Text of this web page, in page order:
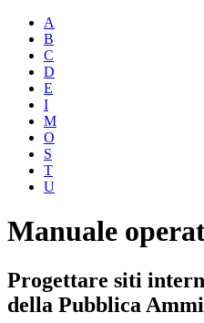
A
B
C
D
E
I
M
O
S
T
U
Manuale
Progettare siti
della Pubblica